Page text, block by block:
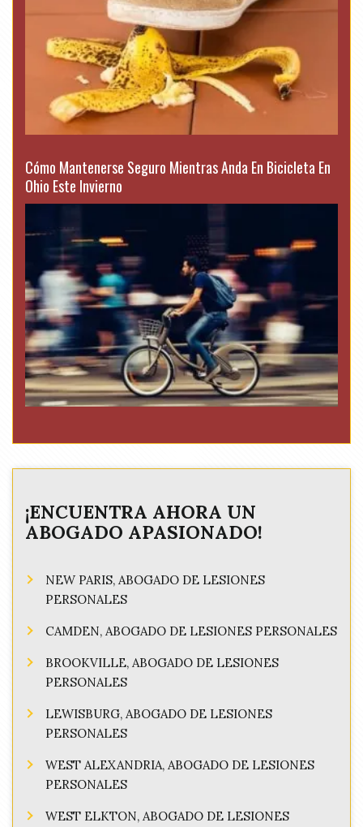
Cómo Mantenerse Seguro Mientras Anda En Bicicleta En
Ohio Este Invierno
¡ENCUENTRA AHORA UN
ABOGADO APASIONADO!
NEW PARIS, ABOGADO DE LESIONES
PERSONALES
CAMDEN, ABOGADO DE LESIONES PERSONALES
BROOKVILLE, ABOGADO DE LESIONES
PERSONALES
LEWISBURG, ABOGADO DE LESIONES
PERSONALES
WEST ALEXANDRIA, ABOGADO DE LESIONES
PERSONALES
WEST ELKTON, ABOGADO DE LESIONES